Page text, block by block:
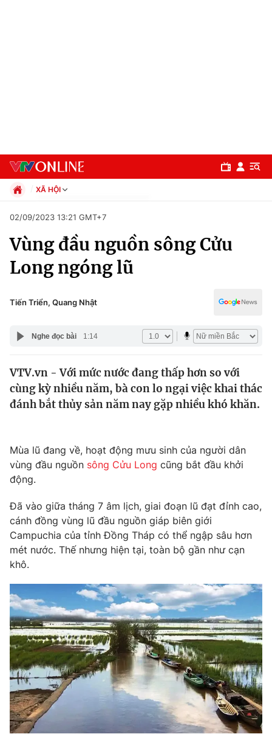
Chuyên mục
Chính trị
Y tế
Thế giới đó đây
Kinh tế
Tài chính
Thị trường
Góc doanh nghiệp
Dữ liệu và đời sống
Truyền hình
Phim VTV
Hậu trường
Nhân vật
Khán giả
Giải sao mai
Giải trí
Điện ảnh
Âm nhạc
Sao
Đời sống
Du lịch
Làm đẹp
Chất lượng cuộc sống
Giáo dục
Tuyển sinh
Học trực tuyến
Công nghệ
Hitech Công nghệ tương lai
Sản phẩm
Giao lưu trực tuyến
XÃ HỘI
Xã hội
Pháp luật
Kinh tế
Thể thao
Văn hóa - Giải trí
Đời sống
Giáo dục
02/09/2023 13:21 GMT+7
Vùng đầu nguồn sông Cửu
Long ngóng lũ
Tiến Triển, Quang Nhật
Nghe đọc bài 1:14
VTV.vn - Với mức nước đang thấp hơn so với
cùng kỳ nhiều năm, bà con lo ngại việc khai thác
đánh bắt thủy sản năm nay gặp nhiều khó khăn.
Mùa lũ đang về, hoạt động mưu sinh của người dân
vùng đầu nguồn sông Cửu Long cũng bắt đầu khởi
động.
Đã vào giữa tháng 7 âm lịch, giai đoạn lũ đạt đỉnh cao,
cánh đồng vùng lũ đầu nguồn giáp biên giới
Campuchia của tỉnh Đồng Tháp có thể ngập sâu hơn
mét nước. Thế nhưng hiện tại, toàn bộ gần như cạn
khô.